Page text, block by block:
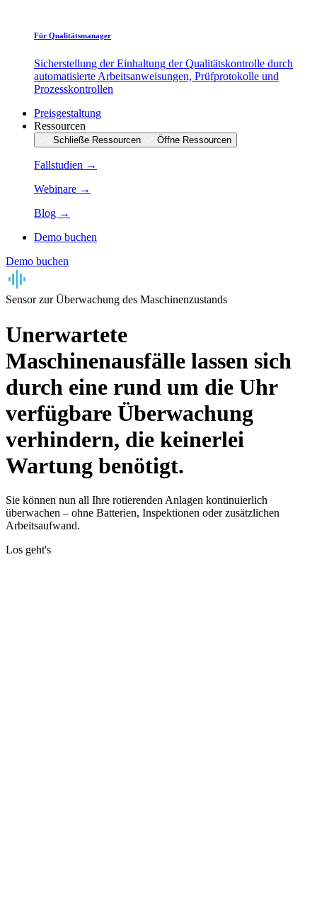
Für Qualitätsmanager
Sicherstellung der Einhaltung der Qualitätskontrolle durch
automatisierte Arbeitsanweisungen, Prüfprotokolle und
Prozesskontrollen
Preisgestaltung
Ressourcen
Schließe Ressourcen Öffne Ressourcen
Fallstudien →
Webinare →
Blog →
Demo buchen
Demo buchen
Sensor zur Überwachung des Maschinenzustands
Unerwartete
Maschinenausfälle lassen sich
durch eine rund um die Uhr
verfügbare Überwachung
verhindern, die keinerlei
Wartung benötigt.
Sie können nun all Ihre rotierenden Anlagen kontinuierlich
überwachen – ohne Batterien, Inspektionen oder zusätzlichen
Arbeitsaufwand.
Los geht's